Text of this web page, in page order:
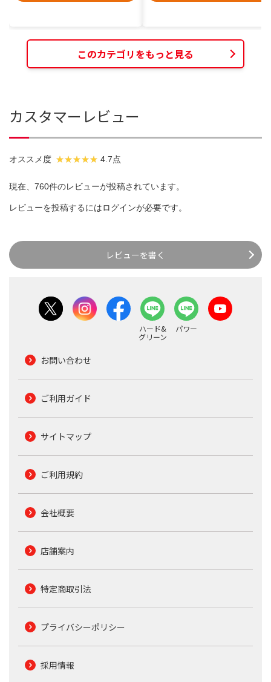
このカテゴリをもっと見る
カスタマーレビュー
オススメ度 4.7点
現在、760件のレビューが投稿されています。
レビューを投稿するにはログインが必要です。
レビューを書く
ハード&
グリーン
パワー
お問い合わせ
ご利用ガイド
サイトマップ
ご利用規約
会社概要
店舗案内
特定商取引法
プライバシーポリシー
採用情報